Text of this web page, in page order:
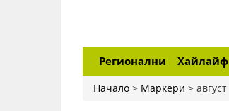
Регионални Хайлайф
Начало > Маркери > август